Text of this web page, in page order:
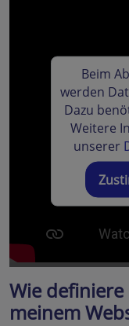
Beim
werden
Dazu
Weitere
unserer
Wie definiere
meinem